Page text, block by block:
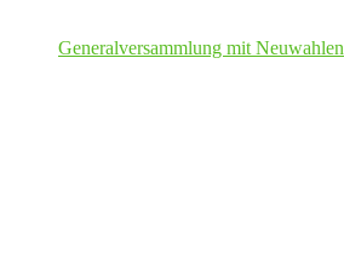
Generalversammlung mit Neuwahlen